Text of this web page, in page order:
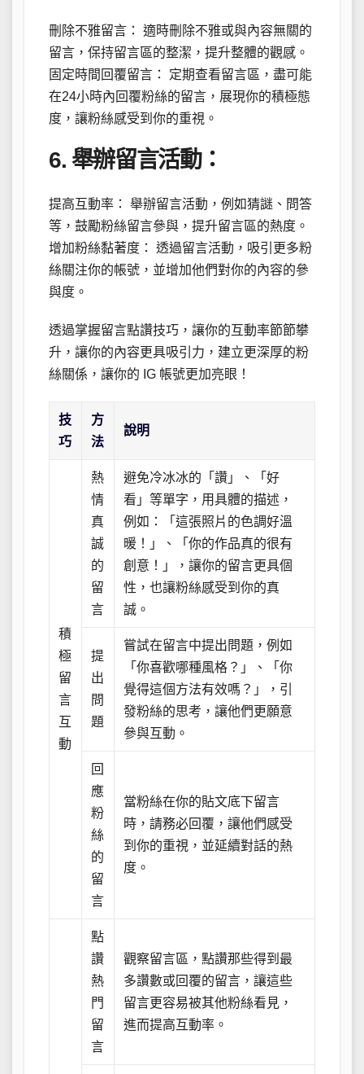
刪除不雅留言： 適時刪除不雅或與內容無關的
留言，保持留言區的整潔，提升整體的觀感。
固定時間回覆留言： 定期查看留言區，盡可能
在24小時內回覆粉絲的留言，展現你的積極態
度，讓粉絲感受到你的重視。
6. 舉辦留言活動：
提高互動率： 舉辦留言活動，例如猜謎、問答
等，鼓勵粉絲留言參與，提升留言區的熱度。
增加粉絲黏著度： 透過留言活動，吸引更多粉
絲關注你的帳號，並增加他們對你的內容的參
與度。
透過掌握留言點讚技巧，讓你的互動率節節攀
升，讓你的內容更具吸引力，建立更深厚的粉
絲關係，讓你的 IG 帳號更加亮眼！
技
巧
方
法
說明
積
極
留
言
互
動
熱
情
真
誠
的
留
言
避免冷冰冰的「讚」、「好
看」等單字，用具體的描述，
例如：「這張照片的色調好溫
暖！」、「你的作品真的很有
創意！」，讓你的留言更具個
性，也讓粉絲感受到你的真
誠。
提
出
問
題
嘗試在留言中提出問題，例如
「你喜歡哪種風格？」、「你
覺得這個方法有效嗎？」，引
發粉絲的思考，讓他們更願意
參與互動。
回
應
粉
絲
的
留
言
當粉絲在你的貼文底下留言
時，請務必回覆，讓他們感受
到你的重視，並延續對話的熱
度。
點
讚
熱
門
留
言
觀察留言區，點讚那些得到最
多讚數或回覆的留言，讓這些
留言更容易被其他粉絲看見，
進而提高互動率。